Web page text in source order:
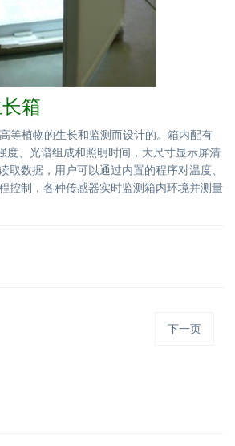
箱
等植物的生长和监测而设计的。箱内配有
度、光谱组成和照明时间，大尺寸显示屏清
取数据，用户可以通过内置的程序对温度、
控制，各种传感器实时监测箱内环境并测量
下一页